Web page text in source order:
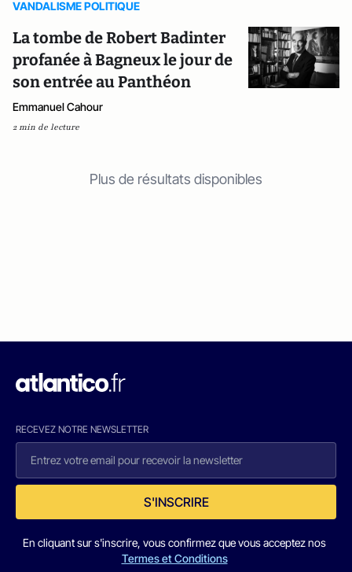
VANDALISME POLITIQUE
La tombe de Robert Badinter
profanée à Bagneux le jour de
son entrée au Panthéon
Emmanuel Cahour
2 min de lecture
Plus de résultats disponibles
RECEVEZ NOTRE NEWSLETTER
S'INSCRIRE
En cliquant sur s'inscrire, vous confirmez que vous acceptez nos
Termes et Conditions